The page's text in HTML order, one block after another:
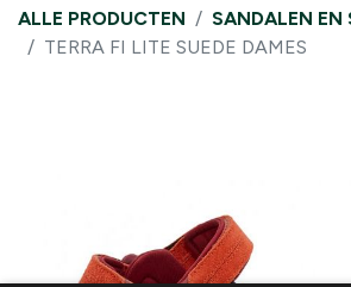
ALLE PRODUCTEN
SANDALEN EN
TERRA FI LITE SUEDE DAMES